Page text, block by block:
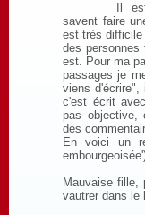
Il
savent faire
est très difficile
des
est. Pour ma
passages je
viens d'écrire",
c'est écrit
pas objective,
des
En voici un
Mauvaise fille,
vautrer dans le